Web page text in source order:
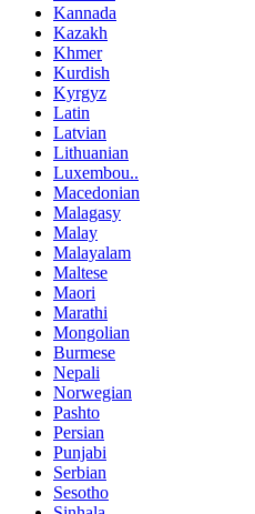
Kannada
Kazakh
Khmer
Kurdish
Kyrgyz
Latin
Latvian
Lithuanian
Luxembou..
Macedonian
Malagasy
Malay
Malayalam
Maltese
Maori
Marathi
Mongolian
Burmese
Nepali
Norwegian
Pashto
Persian
Punjabi
Serbian
Sesotho